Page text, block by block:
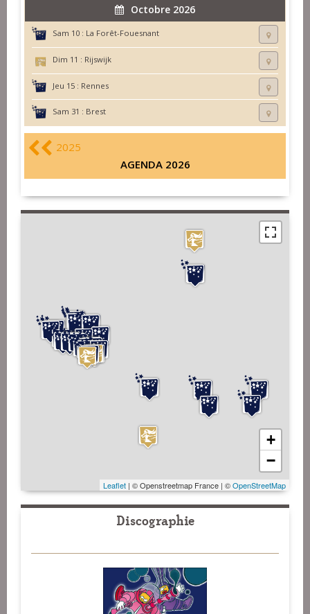
Octobre 2026
Sam 10 : La Forêt-Fouesnant
Dim 11 : Rijswijk
Jeu 15 : Rennes
Sam 31 : Brest
2025
AGENDA 2026
+
−
Leaflet | © Openstreetmap France | ©OpenStreetMap
Discographie